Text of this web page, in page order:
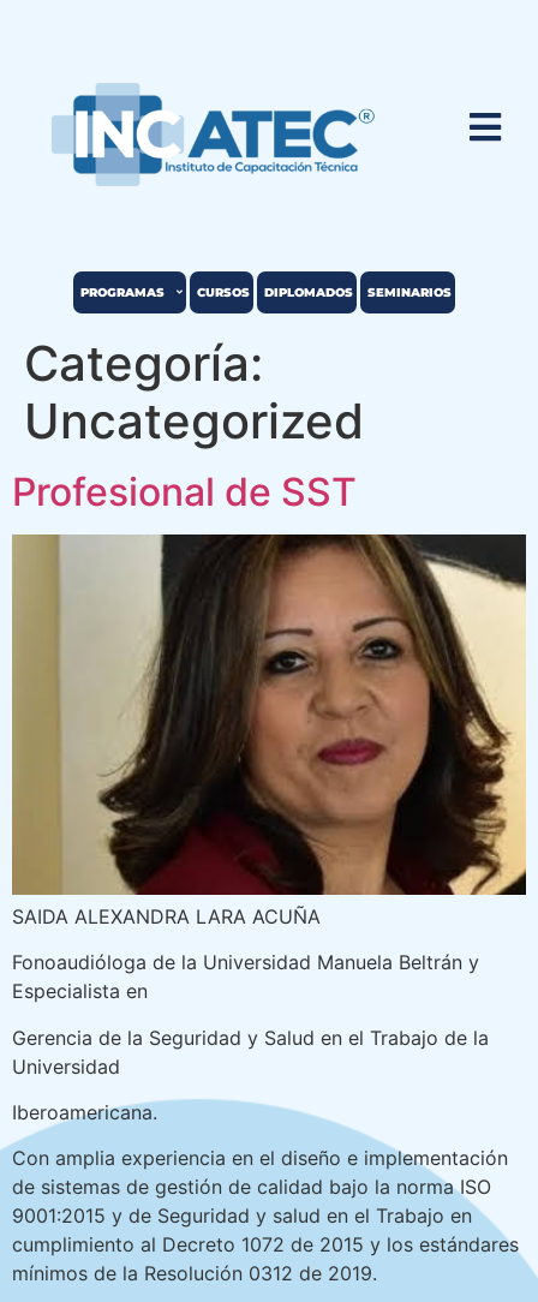
PROGRAMAS CURSOS DIPLOMADOS SEMINARIOS
Categoría:
Uncategorized
Profesional de SST
SAIDA ALEXANDRA LARA ACUÑA
Fonoaudióloga de la Universidad Manuela Beltrán y
Especialista en
Gerencia de la Seguridad y Salud en el Trabajo de la
Universidad
Iberoamericana.
Con amplia experiencia en el diseño e implementación
de sistemas de gestión de calidad bajo la norma ISO
9001:2015 y de Seguridad y salud en el Trabajo en
cumplimiento al Decreto 1072 de 2015 y los estándares
mínimos de la Resolución 0312 de 2019.